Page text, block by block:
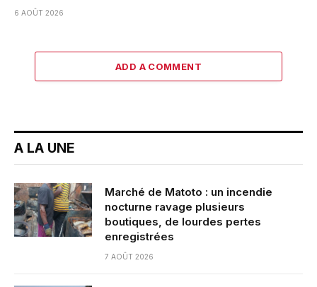
6 AOÛT 2026
ADD A COMMENT
A LA UNE
Marché de Matoto : un incendie
nocturne ravage plusieurs
boutiques, de lourdes pertes
enregistrées
7 AOÛT 2026